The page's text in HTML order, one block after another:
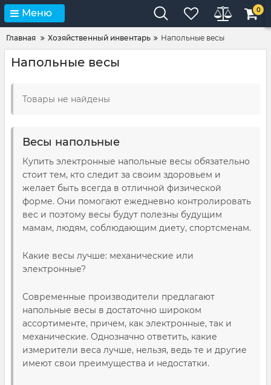
Меню 0
Главная Хозяйственный инвентарь Напольные весы
Напольные весы
Товары не найдены
Весы напольные
Купить электронные напольные весы обязательно
стоит тем, кто следит за своим здоровьем и
желает быть всегда в отличной физической
форме. Они помогают ежедневно контролировать
вес и поэтому весы будут полезны будущим
мамам, людям, соблюдающим диету, спортсменам.
Какие весы лучше: механические или
электронные?
Современные производители предлагают
напольные весы в достаточно широком
ассортименте, причем, как электронные, так и
механические. Однозначно ответить, какие
измерители веса лучше, нельзя, ведь те и другие
имеют свои преимущества и недостатки.